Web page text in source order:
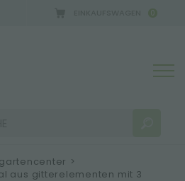
0
>
aus gitterelementen mit 3